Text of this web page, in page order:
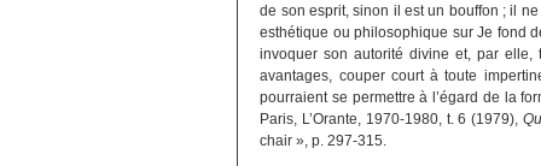
de son esprit, sinon il est un bouffon ; il
esthétique ou philosophique sur Je fond
invoquer son autorité divine et, par
avantages, couper court à toute
pourraient se permettre à l’égard de la
Paris, L’Orante, 1970-1980, t. 6 (1979),
chair », p. 297-315.